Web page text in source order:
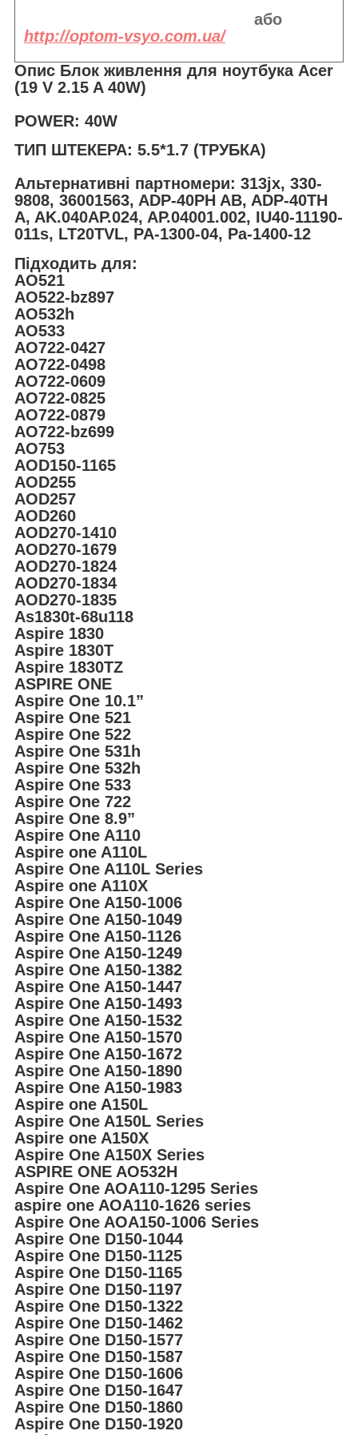
або
http://optom-vsyo.com.ua/
Опис Блок живлення для ноутбука Acer
(19 V 2.15 A 40W)
POWER: 40W
ТИП ШТЕКЕРА: 5.5*1.7 (ТРУБКА)
Альтернативні партномери: 313jx, 330-
9808, 36001563, ADP-40PH AB, ADP-40TH
A, AK.040AP.024, AP.04001.002, IU40-11190-
011s, LT20TVL, PA-1300-04, Pa-1400-12
Підходить для:
AO521
AO522-bz897
AO532h
AO533
AO722-0427
AO722-0498
AO722-0609
AO722-0825
AO722-0879
AO722-bz699
AO753
AOD150-1165
AOD255
AOD257
AOD260
AOD270-1410
AOD270-1679
AOD270-1824
AOD270-1834
AOD270-1835
As1830t-68u118
Aspire 1830
Aspire 1830T
Aspire 1830TZ
ASPIRE ONE
Aspire One 10.1”
Aspire One 521
Aspire One 522
Aspire One 531h
Aspire One 532h
Aspire One 533
Aspire One 722
Aspire One 8.9”
Aspire One A110
Aspire one A110L
Aspire One A110L Series
Aspire one A110X
Aspire One A150-1006
Aspire One A150-1049
Aspire One A150-1126
Aspire One A150-1249
Aspire One A150-1382
Aspire One A150-1447
Aspire One A150-1493
Aspire One A150-1532
Aspire One A150-1570
Aspire One A150-1672
Aspire One A150-1890
Aspire One A150-1983
Aspire one A150L
Aspire One A150L Series
Aspire one A150X
Aspire One A150X Series
ASPIRE ONE AO532H
Aspire One AOA110-1295 Series
aspire one AOA110-1626 series
Aspire One AOA150-1006 Series
Aspire One D150-1044
Aspire One D150-1125
Aspire One D150-1165
Aspire One D150-1197
Aspire One D150-1322
Aspire One D150-1462
Aspire One D150-1577
Aspire One D150-1587
Aspire One D150-1606
Aspire One D150-1647
Aspire One D150-1860
Aspire One D150-1920